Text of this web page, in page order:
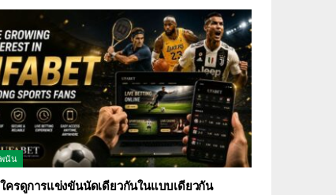
นัน
ครดูการแข่งขันนัดเดียวกันในแบบเดียวกัน